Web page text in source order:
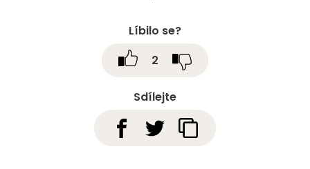
Sdílejte
Líbilo se?
2